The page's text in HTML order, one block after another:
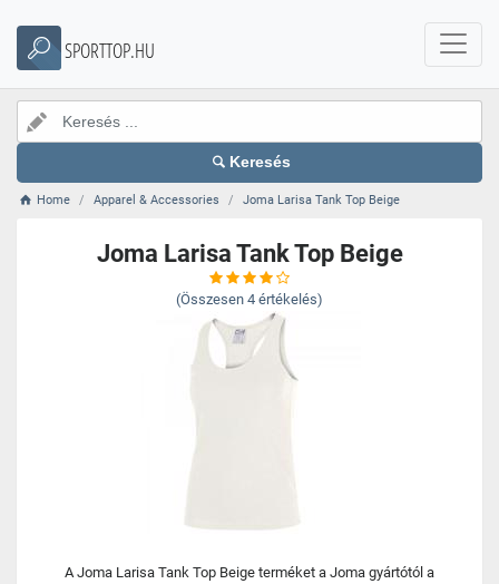
SPORTTOP.HU
Keresés
Home Apparel & Accessories Joma Larisa Tank Top Beige
Joma Larisa Tank Top Beige
(Összesen 4 értékelés)
A Joma Larisa Tank Top Beige terméket a Joma gyártótól a